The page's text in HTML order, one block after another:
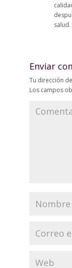
salud.
Enviar
Tu dirección
Los campos